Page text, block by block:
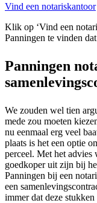
Vind een notariskantoor
Klik op ‘Vind een
Panningen te vinden
Panningen
We zouden wel tien
mede zou moeten
nu eenmaal erg veel
plaats is het een optie
perceel. Met het advies
goedkoper uit zijn bij
Panningen bij een
een
immer dat deze